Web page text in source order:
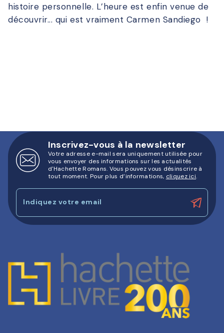
histoire personnelle. L’heure est enfin venue de
découvrir... qui est vraiment Carmen Sandiego !
Inscrivez-vous à la newsletter
Votre adresse e-mail sera uniquement utilisée pour
vous envoyer des informations sur les actualités
d'Hachette Romans. Vous pouvez vous désinscrire à
tout moment. Pour plus d’informations, cliquez ici.
Indiquez votre email